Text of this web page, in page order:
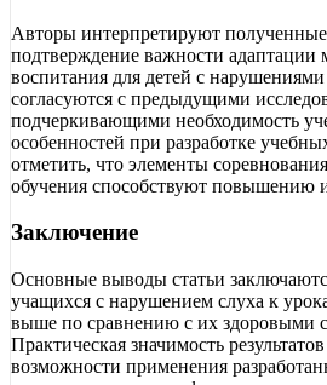
Авторы интерпретируют полученные
подтверждение важности адаптации
воспитания для детей с нарушениями
согласуются с предыдущими
подчеркивающими необходимость
особенностей при разработке
отметить, что элементы
обучения способствуют повышению
Заключение
Основные выводы статьи
учащихся с нарушением слуха к
выше по сравнению с их здоровыми
Практическая значимость
возможности применения